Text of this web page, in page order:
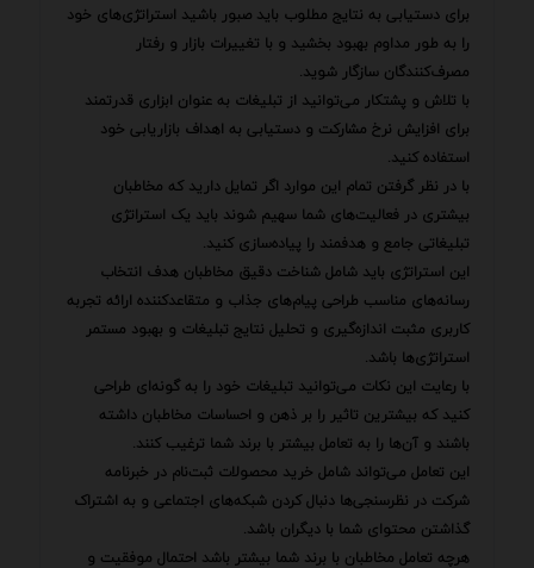
برای دستیابی به نتایج مطلوب باید صبور باشید استراتژی‌های خود
را به طور مداوم بهبود بخشید و با تغییرات بازار و رفتار
مصرف‌کنندگان سازگار شوید.
با تلاش و پشتکار می‌توانید از تبلیغات به عنوان ابزاری قدرتمند
برای افزایش نرخ مشارکت و دستیابی به اهداف بازاریابی خود
استفاده کنید.
با در نظر گرفتن تمام این موارد اگر تمایل دارید که مخاطبان
بیشتری در فعالیت‌های شما سهیم شوند باید یک استراتژی
تبلیغاتی جامع و هدفمند را پیاده‌سازی کنید.
این استراتژی باید شامل شناخت دقیق مخاطبان هدف انتخاب
رسانه‌های مناسب طراحی پیام‌های جذاب و متقاعدکننده ارائه تجربه
کاربری مثبت اندازه‌گیری و تحلیل نتایج تبلیغات و بهبود مستمر
استراتژی‌ها باشد.
با رعایت این نکات می‌توانید تبلیغات خود را به گونه‌ای طراحی
کنید که بیشترین تاثیر را بر ذهن و احساسات مخاطبان داشته
باشند و آن‌ها را به تعامل بیشتر با برند شما ترغیب کنند.
این تعامل می‌تواند شامل خرید محصولات ثبت‌نام در خبرنامه
شرکت در نظرسنجی‌ها دنبال کردن شبکه‌های اجتماعی و به اشتراک
گذاشتن محتوای شما با دیگران باشد.
هرچه تعامل مخاطبان با برند شما بیشتر باشد احتمال موفقیت و